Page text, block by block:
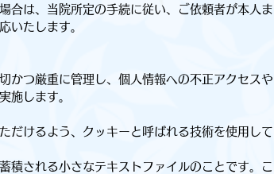
合は、当院所定の手続に従い、ご依頼者が本人ま
いたします。
かつ厳重に管理し、個人情報への不正アクセスや
施します。
だけるよう、クッキーと呼ばれる技術を使用して
積される小さなテキストファイルのことです。こ